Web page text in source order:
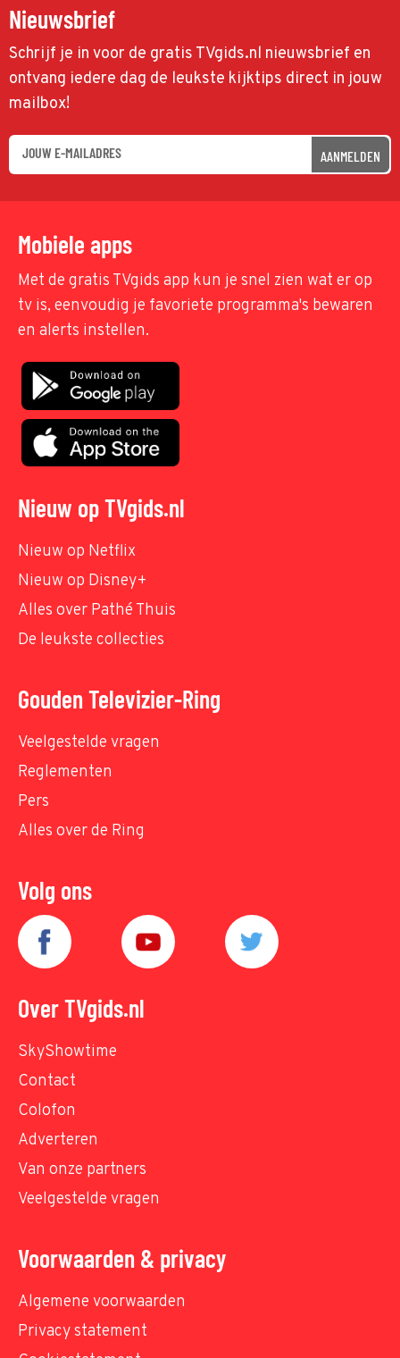
Nieuwsbrief
Schrijf je in voor de gratis TVgids.nl nieuwsbrief en
ontvang iedere dag de leukste kijktips direct in jouw
mailbox!
AANMELDEN
Mobiele apps
Met de gratis TVgids app kun je snel zien wat er op
tv is, eenvoudig je favoriete programma's bewaren
en alerts instellen.
Nieuw op TVgids.nl
Nieuw op Netflix
Nieuw op Disney+
Alles over Pathé Thuis
De leukste collecties
Gouden Televizier-Ring
Veelgestelde vragen
Reglementen
Pers
Alles over de Ring
Volg ons
Over TVgids.nl
SkyShowtime
Contact
Colofon
Adverteren
Van onze partners
Veelgestelde vragen
Voorwaarden & privacy
Algemene voorwaarden
Privacy statement